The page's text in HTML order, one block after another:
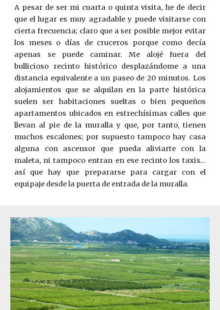
A pesar de ser mi cuarta o quinta visita, he de decir
que el lugar es muy agradable y puede visitarse con
cierta frecuencia; claro que a ser posible mejor evitar
los meses o días de cruceros porque como decía
apenas se puede caminar. Me alojé fuera del
bullicioso recinto histórico desplazándome a una
distancia equivalente a un paseo de 20 minutos. Los
alojamientos que se alquilan en la parte histórica
suelen ser habitaciones sueltas o bien pequeños
apartamentos ubicados en estrechísimas calles que
llevan al pie de la muralla y que, por tanto, tienen
muchos escalones; por supuesto tampoco hay casa
alguna con ascensor que pueda aliviarte con la
maleta, ni tampoco entran en ese recinto los taxis…
así que hay que prepararse para cargar con el
equipaje desde la puerta de entrada de la muralla.